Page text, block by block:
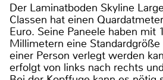
Der Laminatboden Skyline
Classen hat einen
Euro. Seine Paneele haben mit
Millimetern eine
einer Person verlegt werden
erfolgt von links nach rechts